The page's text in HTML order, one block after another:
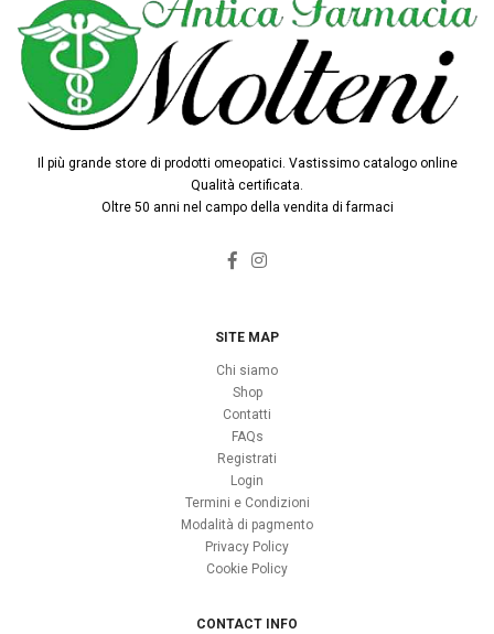
Il più grande store di prodotti omeopatici. Vastissimo catalogo online
Qualità certificata.
Oltre 50 anni nel campo della vendita di farmaci
SITE MAP
Chi siamo
Shop
Contatti
FAQs
Registrati
Login
Termini e Condizioni
Modalità di pagmento
Privacy Policy
Cookie Policy
CONTACT INFO